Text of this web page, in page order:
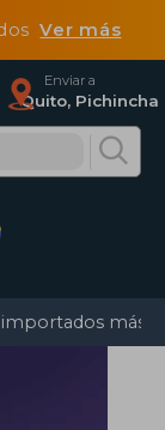
Ver más
Enviar a
Quito, Pichincha
más